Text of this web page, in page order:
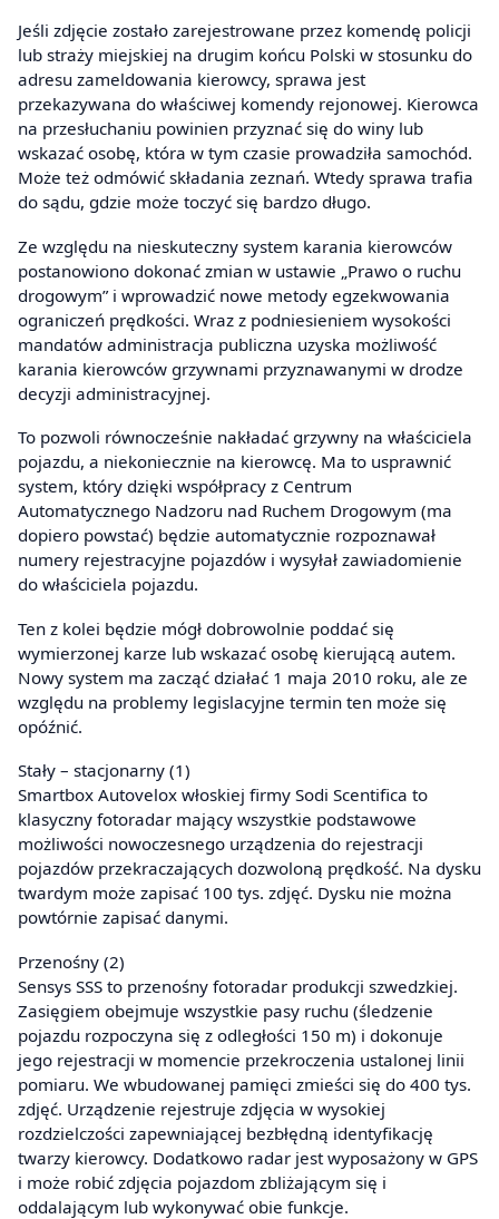
Jeśli zdjęcie zostało zarejestrowane przez komendę policji
lub straży miejskiej na drugim końcu Polski w stosunku do
adresu zameldowania kierowcy, sprawa jest
przekazywana do właściwej komendy rejonowej. Kierowca
na przesłuchaniu powinien przyznać się do winy lub
wskazać osobę, która w tym czasie prowadziła samochód.
Może też odmówić składania zeznań. Wtedy sprawa trafia
do sądu, gdzie może toczyć się bardzo długo.
Ze względu na nieskuteczny system karania kierowców
postanowiono dokonać zmian w ustawie „Prawo o ruchu
drogowym” i wprowadzić nowe metody egzekwowania
ograniczeń prędkości. Wraz z podniesieniem wysokości
mandatów administracja publiczna uzyska możliwość
karania kierowców grzywnami przyznawanymi w drodze
decyzji administracyjnej.
To pozwoli równocześnie nakładać grzywny na właściciela
pojazdu, a niekoniecznie na kierowcę. Ma to usprawnić
system, który dzięki współpracy z Centrum
Automatycznego Nadzoru nad Ruchem Drogowym (ma
dopiero powstać) będzie automatycznie rozpoznawał
numery rejestracyjne pojazdów i wysyłał zawiadomienie
do właściciela pojazdu.
Ten z kolei będzie mógł dobrowolnie poddać się
wymierzonej karze lub wskazać osobę kierującą autem.
Nowy system ma zacząć działać 1 maja 2010 roku, ale ze
względu na problemy legislacyjne termin ten może się
opóźnić.
Stały – stacjonarny (1)
Smartbox Autovelox włoskiej firmy Sodi Scentifica to
klasyczny fotoradar mający wszystkie podstawowe
możliwości nowoczesnego urządzenia do rejestracji
pojazdów przekraczających dozwoloną prędkość. Na dysku
twardym może zapisać 100 tys. zdjęć. Dysku nie można
powtórnie zapisać danymi.
Przenośny (2)
Sensys SSS to przenośny fotoradar produkcji szwedzkiej.
Zasięgiem obejmuje wszystkie pasy ruchu (śledzenie
pojazdu rozpoczyna się z odległości 150 m) i dokonuje
jego rejestracji w momencie przekroczenia ustalonej linii
pomiaru. We wbudowanej pamięci zmieści się do 400 tys.
zdjęć. Urządzenie rejestruje zdjęcia w wysokiej
rozdzielczości zapewniającej bezbłędną identyfikację
twarzy kierowcy. Dodatkowo radar jest wyposażony w GPS
i może robić zdjęcia pojazdom zbliżającym się i
oddalającym lub wykonywać obie funkcje.